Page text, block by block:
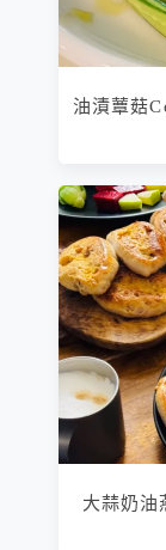
油漬蕈菇
大蒜奶油